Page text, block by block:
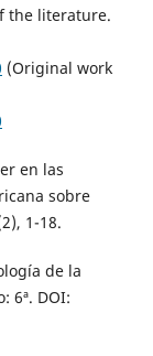
the literature.
(Original work
en las
sobre
1-18.
de la
6ª. DOI: